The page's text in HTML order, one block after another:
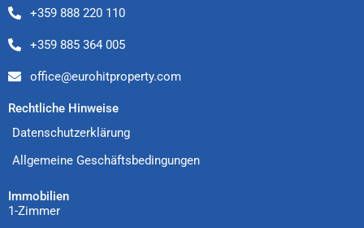
+359 888 220 110
+359 885 364 005
office@eurohitproperty.com
Rechtliche Hinweise
Datenschutzerklärung
Allgemeine Geschäftsbedingungen
Immobilien
1-Zimmer